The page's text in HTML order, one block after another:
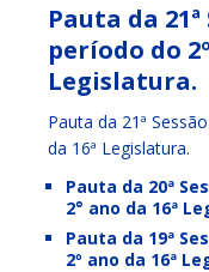
Pauta da
período do
Legislatura.
Pauta da 21ª
da 16ª Legislatura.
Pauta da 20ª
2° ano da 16ª
Pauta da 19ª
2º ano da 16ª